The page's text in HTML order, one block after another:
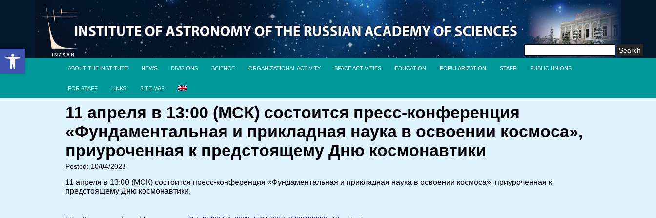
Open toolbar
Search
ABOUT THE INSTITUTE NEWS DIVISIONS SCIENCE ORGANIZATIONAL ACTIVITY SPACE ACTIVITIES EDUCATION POPULARIZATION STAFF PUBLIC UNIONS
FOR STAFF LINKS SITE MAP
11 апреля в 13:00 (МСК) состоится пресс-конференция
«Фундаментальная и прикладная наука в освоении космоса»,
приуроченная к предстоящему Дню космонавтики
Posted: 10/04/2023
11 апреля в 13:00 (МСК) состоится пресс-конференция «Фундаментальная и прикладная наука в освоении космоса», приуроченная к
предстоящему Дню космонавтики.